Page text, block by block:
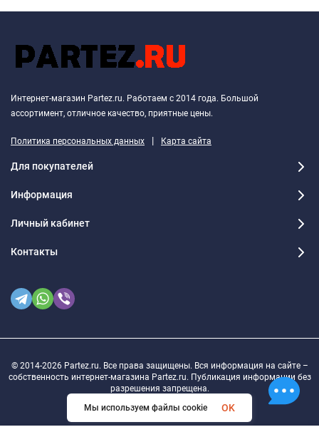
Интернет-магазин Partez.ru. Работаем с 2014 года. Большой
ассортимент, отличное качество, приятные цены.
Политика персональных данных | Карта сайта
Для покупателей
Информация
Личный кабинет
Контакты
© 2014-2026 Partez.ru. Все права защищены. Вся информация на сайте –
собственность интернет-магазина Partez.ru. Публикация информации без
разрешения запрещена.
Мы используем файлы cookie
OK